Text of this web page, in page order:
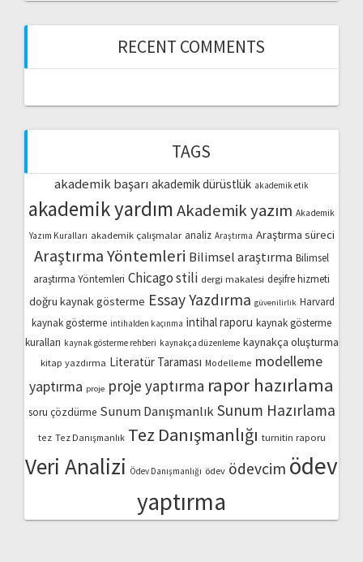
RECENT COMMENTS
TAGS
akademik başarı akademik dürüstlük akademik etik
akademik yardımAkademik yazım Akademik
Yazım Kuralları akademik çalışmalar analiz Araştırma Araştırma süreci
Araştırma Yöntemleri Bilimsel araştırma Bilimsel
araştırma Yöntemleri Chicago stili dergi makalesi deşifre hizmeti
doğru kaynak gösterme Essay Yazdırma güvenilirlik Harvard
kaynak gösterme intihalden kaçınma intihal raporu kaynak gösterme
kuralları kaynak gösterme rehberi kaynakça düzenleme kaynakça oluşturma
kitap yazdırma Literatür Taraması Modelleme modelleme
yaptırma proje proje yaptırma rapor hazırlama
soru çözdürme Sunum Danışmanlık Sunum Hazırlama
tez Tez Danışmanlık Tez Danışmanlığı turnitin raporu
Veri Analizi Ödev Danışmanlığı ödev ödevcim ödev
yaptırma